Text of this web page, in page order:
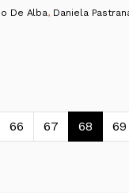
De Alba, Daniela
de
66 67 68 69